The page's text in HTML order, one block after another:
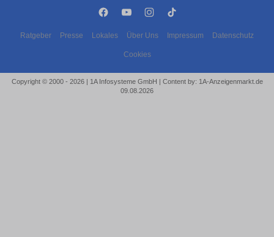
Ratgeber Presse Lokales Über Uns Impressum Datenschutz
Cookies
Copyright © 2000 - 2026 | 1A Infosysteme GmbH | Content by: 1A-Anzeigenmarkt.de
09.08.2026